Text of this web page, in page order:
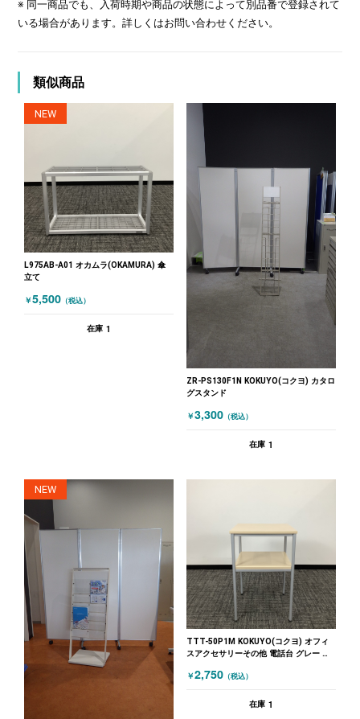
※ 同一商品でも、入荷時期や商品の状態によって別品番で登録されて
いる場合があります。詳しくはお問い合わせください。
類似商品
NEW
L975AB-A01 オカムラ(OKAMURA) 傘
立て
￥5,500 （税込）
在庫 1
ZR-PS130F1N KOKUYO(コクヨ) カタロ
グスタンド
￥3,300 （税込）
在庫 1
NEW
TTT-50P1M KOKUYO(コクヨ) オフィ
スアクセサリーその他 電話台 グレー 木
￥2,750 （税込）
在庫 1